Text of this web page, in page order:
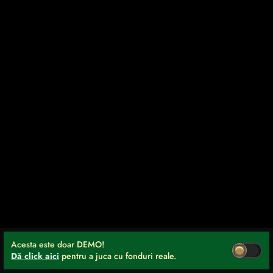
Acesta este doar DEMO!
Dă click aici pentru a juca cu fonduri reale.